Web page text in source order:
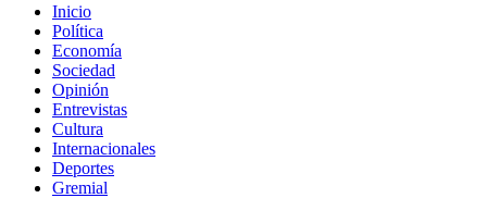
Inicio
Política
Economía
Sociedad
Opinión
Entrevistas
Cultura
Internacionales
Deportes
Gremial